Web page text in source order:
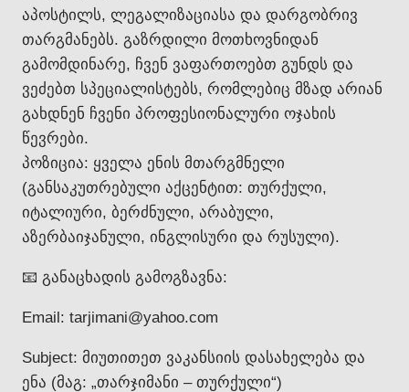
აპოსტილს, ლეგალიზაციასა და დარგობრივ
თარგმანებს. გაზრდილი მოთხოვნიდან
გამომდინარე, ჩვენ ვაფართოებთ გუნდს და
ვეძებთ სპეციალისტებს, რომლებიც მზად არიან
გახდნენ ჩვენი პროფესიონალური ოჯახის
წევრები.
პოზიცია: ყველა ენის მთარგმნელი
(განსაკუთრებული აქცენტით: თურქული,
იტალიური, ბერძნული, არაბული,
აზერბაიჯანული, ინგლისური და რუსული).
📧 განაცხადის გამოგზავნა:
Email: tarjimani@yahoo.com
Subject: მიუთითეთ ვაკანსიის დასახელება და
ენა (მაგ: „თარჯიმანი – თურქული“)